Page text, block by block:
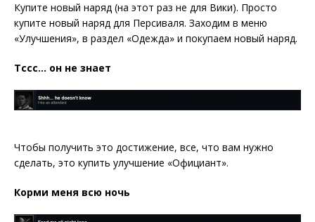
Купите новый наряд (на этот раз не для Вики). Просто
купите новый наряд для Персиваля. Заходим в меню
«Улучшения», в раздел «Одежда» и покупаем новый наряд.
Тссс… он не знает
Чтобы получить это достижение, все, что вам нужно
сделать, это купить улучшение «Официант».
Корми меня всю ночь